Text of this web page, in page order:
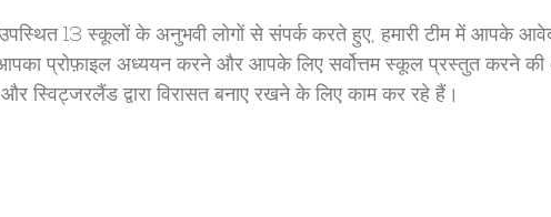
13 स्कूलों के अनुभवी लोगों से संपर्क करते हुए, हमारी टीम में आपके
प्रोफ़ाइल अध्ययन करने और आपके लिए सर्वोत्तम स्कूल प्रस्तुत करने
स्विट्जरलैंड द्वारा विरासत बनाए रखने के लिए काम कर रहे हैं।